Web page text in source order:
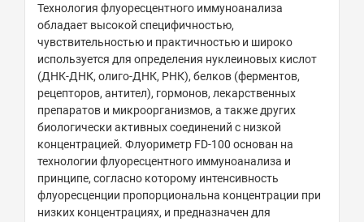
Технология флуоресцентного иммуноанализа
обладает высокой специфичностью,
чувствительностью и практичностью и широко
используется для определения нуклеиновых кислот
(ДНК-ДНК, олиго-ДНК, РНК), белков (ферментов,
рецепторов, антител), гормонов, лекарственных
препаратов и микроорганизмов, а такжедругих
биологически активныхсоединений с низкой
концентрацией. Флуориметр FD-100 основан на
технологии флуоресцентного иммуноанализа и
принципе, согласно которому интенсивность
флуоресценции пропорциональна концентрации при
низких концентрациях, и предназначен для